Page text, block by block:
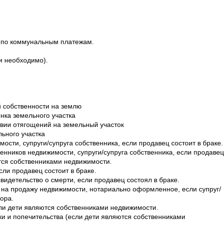
по коммунальным платежам.
необходимо).
собственности на землю
земельного участка
отягощений на земельный участок
участка
супруги/супруга собственника, если продавец состоит в браке.
недвижимости, супруги/супруга собственника, если продавец
собственниками недвижимости.
продавец состоит в браке.
о смерти, если продавец состоял в браке.
на продажу недвижимости, нотариально оформленное, если супруг/
дети являются собственниками недвижимости.
и попечительства (если дети являются собственниками